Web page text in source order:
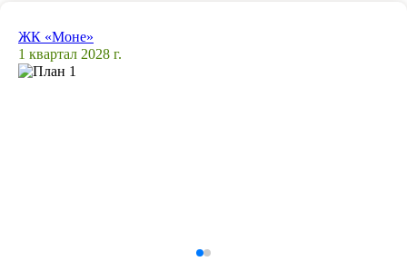
ЖК «Моне»
1 квартал 2028 г.